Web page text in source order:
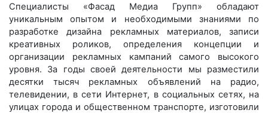
Специалисты «Фасад Медиа Групп» обладают
уникальным опытом и необходимыми знаниями по
разработке дизайна рекламных материалов, записи
креативных роликов, определения концепции и
организации рекламных кампаний самого высокого
уровня. За годы своей деятельности мы разместили
десятки тысяч рекламных объявлений на радио,
телевидении, в сети Интернет, в социальных сетях, на
улицах города и общественном транспорте, изготовили